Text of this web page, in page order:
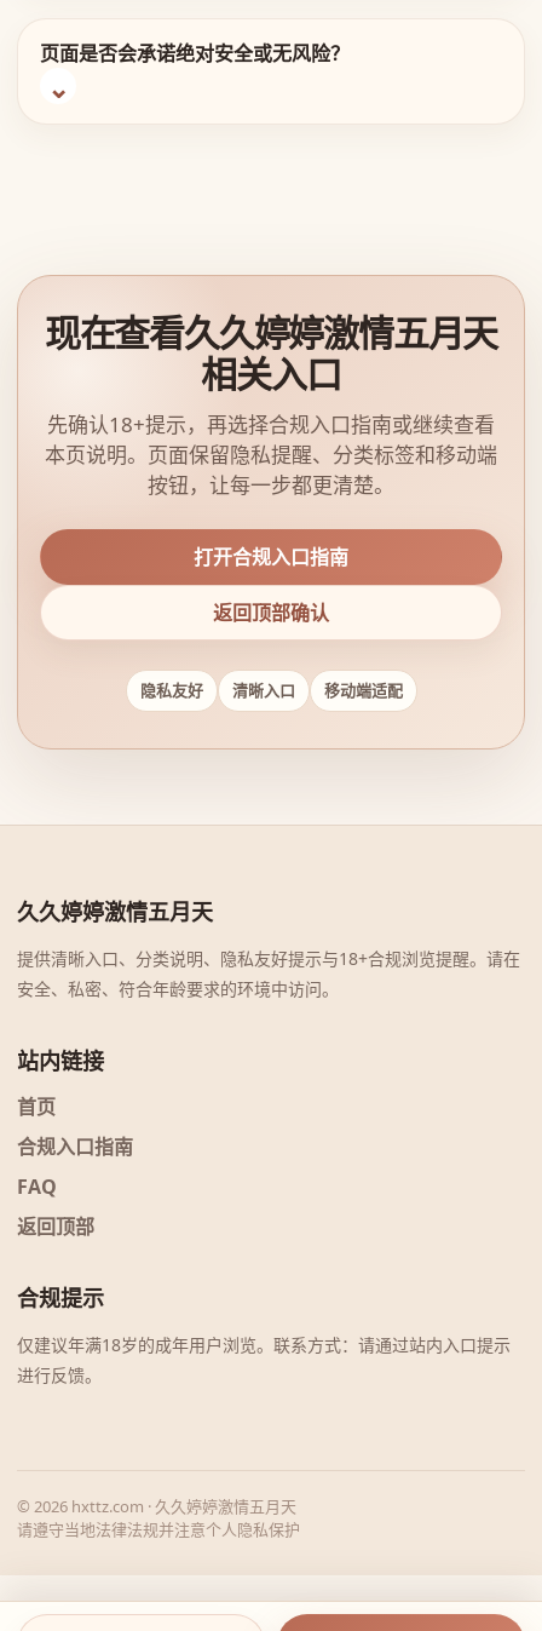
页面是否会承诺绝对安全或无风险？
现在查看久久婷婷激情五月天
相关入口
先确认18+提示，再选择合规入口指南或继续查看
本页说明。页面保留隐私提醒、分类标签和移动端
按钮，让每一步都更清楚。
打开合规入口指南
返回顶部确认
隐私友好 清晰入口 移动端适配
久久婷婷激情五月天
提供清晰入口、分类说明、隐私友好提示与18+合规浏览提醒。请在
安全、私密、符合年龄要求的环境中访问。
站内链接
首页
合规入口指南
FAQ
返回顶部
合规提示
仅建议年满18岁的成年用户浏览。联系方式：请通过站内入口提示
进行反馈。
© 2026 hxttz.com · 久久婷婷激情五月天
请遵守当地法律法规并注意个人隐私保护